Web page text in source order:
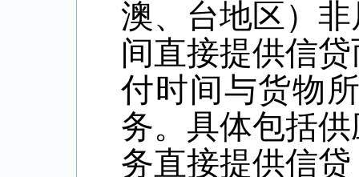
澳、台地区）
间直接提供信
付时间与货物
务。具体包括
务直接提供信